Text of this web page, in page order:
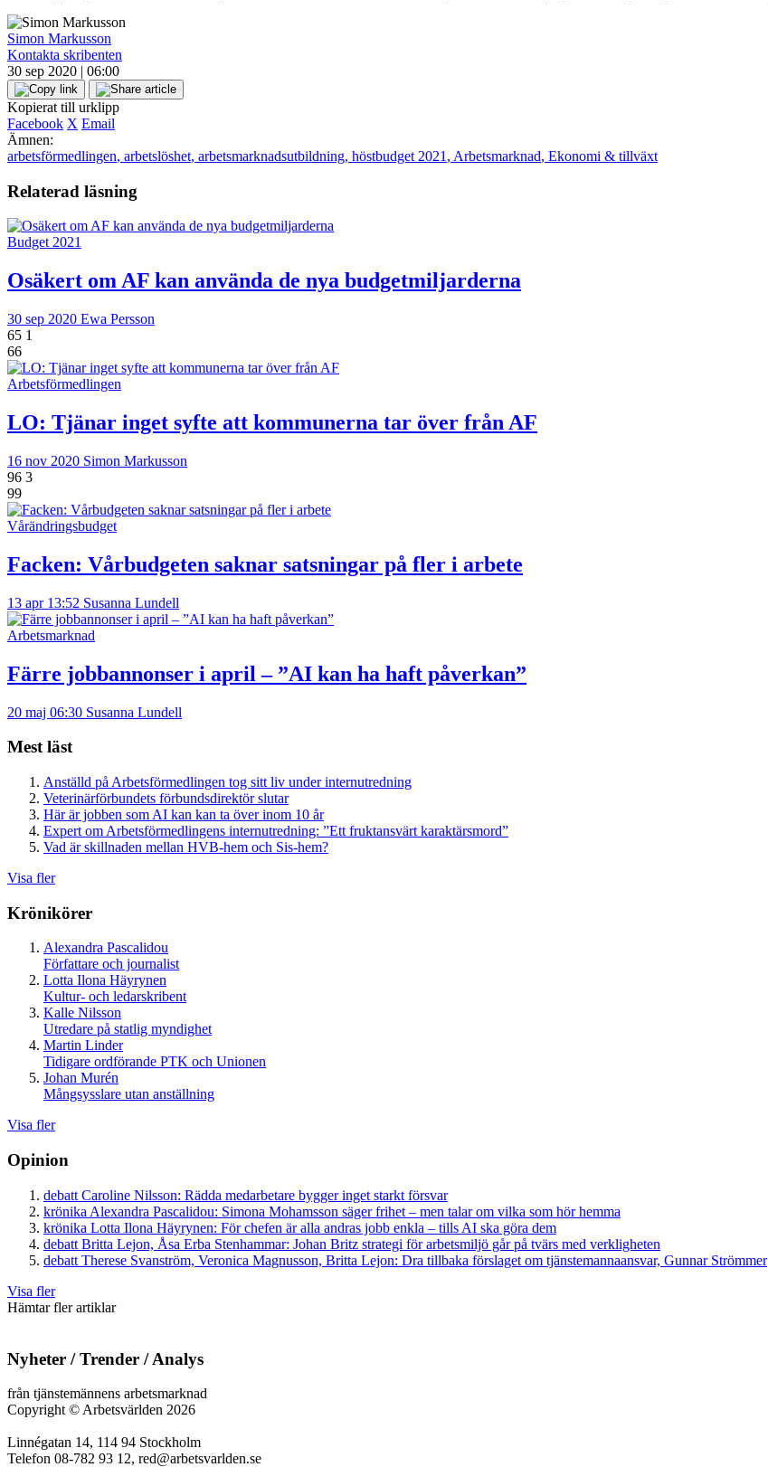
Simon Markusson
Kontakta skribenten
30 sep 2020 | 06:00
Kopierat till urklipp
Facebook X Email
Ämnen:
arbetsförmedlingen, arbetslöshet, arbetsmarknadsutbildning, höstbudget 2021 , Arbetsmarknad, Ekonomi & tillväxt
Relaterad läsning
Budget 2021
Osäkert om AF kan använda de nya budgetmiljarderna
30 sep 2020 Ewa Persson
65 1
66
Arbetsförmedlingen
LO: Tjänar inget syfte att kommunerna tar över från AF
16 nov 2020 Simon Markusson
96 3
99
Vårändringsbudget
Facken: Vårbudgeten saknar satsningar på fler i arbete
13 apr 13:52 Susanna Lundell
Arbetsmarknad
Färre jobbannonser i april – ”AI kan ha haft påverkan”
20 maj 06:30 Susanna Lundell
Mest läst
Anställd på Arbetsförmedlingen tog sitt liv under internutredning
Veterinärförbundets förbundsdirektör slutar
Här är jobben som AI kan kan ta över inom 10 år
Expert om Arbetsförmedlingens internutredning: ”Ett fruktansvärt karaktärsmord”
Vad är skillnaden mellan HVB-hem och Sis-hem?
Visa fler
Krönikörer
Alexandra Pascalidou
Författare och journalist
Lotta Ilona Häyrynen
Kultur- och ledarskribent
Kalle Nilsson
Utredare på statlig myndighet
Martin Linder
Tidigare ordförande PTK och Unionen
Johan Murén
Mångsysslare utan anställning
Visa fler
Opinion
debatt Caroline Nilsson: Rädda medarbetare bygger inget starkt försvar
krönika Alexandra Pascalidou: Simona Mohamsson säger frihet – men talar om vilka som hör hemma
krönika Lotta Ilona Häyrynen: För chefen är alla andras jobb enkla – tills AI ska göra dem
debatt Britta Lejon, Åsa Erba Stenhammar: Johan Britz strategi för arbetsmiljö går på tvärs med verkligheten
debatt Therese Svanström, Veronica Magnusson, Britta Lejon: Dra tillbaka förslaget om tjänstemannaansvar, Gunnar Strömmer
Visa fler
Hämtar fler artiklar
Nyheter / Trender / Analys
från tjänstemännens arbetsmarknad
Copyright © Arbetsvärlden 2026
Linnégatan 14, 114 94 Stockholm
Telefon 08-782 93 12, red@arbetsvarlden.se